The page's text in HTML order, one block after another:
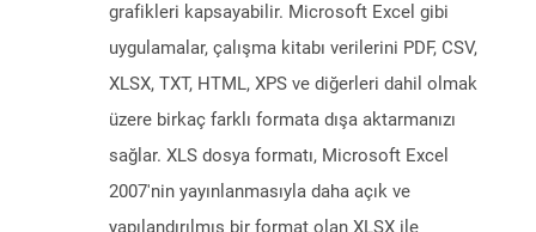
grafikleri kapsayabilir. Microsoft Excel gibi
uygulamalar, çalışma kitabı verilerini PDF, CSV,
XLSX, TXT, HTML, XPS ve diğerleri dahil olmak
üzere birkaç farklı formata dışa aktarmanızı
sağlar. XLS dosya formatı, Microsoft Excel
2007'nin yayınlanmasıyla daha açık ve
yapılandırılmış bir format olan XLSX ile